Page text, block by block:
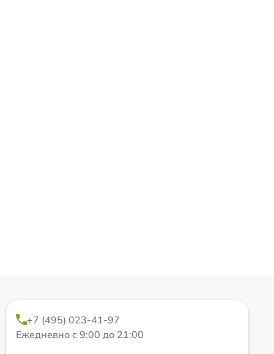
+7 (495) 023-41-97
Ежедневно с 9:00 до 21:00